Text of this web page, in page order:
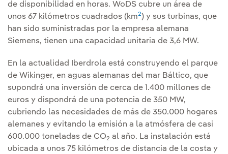
de disponibilidad en horas. WoDS cubre un área de
unos 67 kilómetros cuadrados (km2) y sus turbinas, que
han sido suministradas por la empresa alemana
Siemens, tienen una capacidad unitaria de 3,6 MW.
En la actualidad Iberdrola está construyendo el parque
de Wikinger, en aguas alemanas del mar Báltico, que
supondrá una inversión de cerca de 1.400 millones de
euros y dispondrá de una potencia de 350 MW,
cubriendo las necesidades de más de 350.000 hogares
alemanes y evitando la emisión a la atmósfera de casi
600.000 toneladas de CO2 al año. La instalación está
ubicada a unos 75 kilómetros de distancia de la costa y